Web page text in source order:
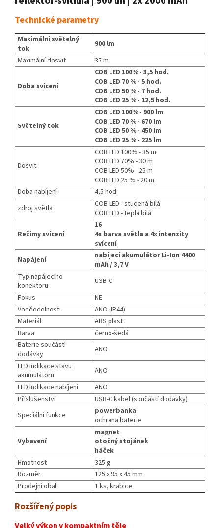
Technické parametry
Maximální světelný
tok
900 lm
Maximální dosvit
35 m
Doba svícení
COB LED 100% - 3,5 hod.
COB LED 70 % - 5 hod.
COB LED 50 % - 7 hod.
COB LED 25 % - 12,5 hod.
Světelný tok
COB LED 100% - 900 lm
COB LED 70 % - 670 lm
COB LED 50 % - 450 lm
COB LED 25 % - 225 lm
Dosvit
COB LED 100% - 35 m
COB LED 70% - 30 m
COB LED 50% - 25 m
COB LED 25 % - 20 m
Doba nabíjení
4,5 hod.
zdroj světla
COB LED - studená bílá
COB LED - teplá bílá
Režimy svícení
16
4x barva světla a 4x intenzity
svícení
Napájení
nabíjecí akumulátor Li-Ion 4400
mAh / 3,7 V
Typ napájecího
konektoru
USB-C
Fokus
NE
Voděodolnost
ANO (IP44)
Materiál
ABS plast
Barva
černo-šedá
Baterie součástí
dodávky
ANO
LED indikace stavu
akumulátoru
ANO
LED indikace nabíjení
ANO
Příslušenství
USB-C kabel (součástí dodávky)
Speciální funkce
powerbanka
ochrana baterie
Vybavení
magnet
otočný stojánek
háček
Hmotnost
325 g
Rozměr
125 x 95 x 45 mm
Prodejní obal
1 ks, krabice
Rozšířený popis
Velký výkon v kompaktním těle